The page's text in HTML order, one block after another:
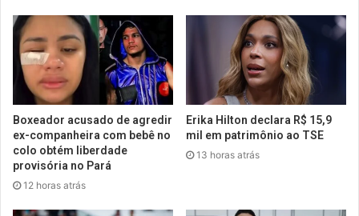
Boxeador acusado de agredir
ex-companheira com bebê no
colo obtém liberdade
provisória no Pará
12 horas atrás
Erika Hilton declara R$ 15,9
mil em patrimônio ao TSE
13 horas atrás